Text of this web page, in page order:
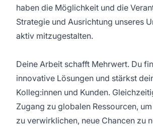
haben die Möglichkeit und die
Strategie und Ausrichtung unseres
aktiv mitzugestalten.
Deine Arbeit schafft Mehrwert. Du
innovative Lösungen und stärkst
Kolleg:innen und Kunden.
Zugang zu globalen Ressourcen,
zu verwirklichen, neue Chancen zu